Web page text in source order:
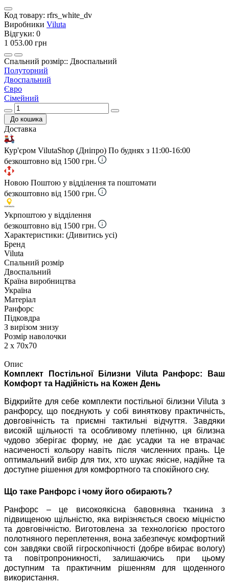
Код товару: rfrs_white_dv
Виробники Viluta
Відгуки: 0
1 053.00 грн
Спальний розмір:: Двоспальний
Полуторний
Двоспальний
Євро
Сімейний
До кошика
Доставка
Кур'єром VilutaShop (Дніпро) По буднях з 11:00-16:00
безкоштовно від 1500 грн.
Новою Поштою у відділення та поштомати
безкоштовно від 1500 грн.
Укрпоштою у відділення
безкоштовно від 1500 грн.
Характеристики: (Дивитись усі)
Бренд
Viluta
Спальний розмір
Двоспальний
Країна виробництва
Україна
Матеріал
Ранфорс
Підковдра
З вирізом знизу
Розмір наволочки
2 х 70х70
Опис
Комплект Постільної Білизни Viluta Ранфорс: Ваш
Комфорт та Надійність на Кожен День
Відкрийте для себе комплекти постільної білизни Viluta з
ранфорсу, що поєднують у собі виняткову практичність,
довговічність та приємні тактильні відчуття. Завдяки
високій щільності та особливому плетінню, ця білизна
чудово зберігає форму, не дає усадки та не втрачає
насиченості кольору навіть після численних прань. Це
оптимальний вибір для тих, хто шукає якісне, надійне та
доступне рішення для комфортного та спокійного сну.
Що таке Ранфорс і чому його обирають?
Ранфорс – це високоякісна бавовняна тканина з
підвищеною щільністю, яка вирізняється своєю міцністю
та довговічністю. Виготовлена за технологією простого
полотняного переплетення, вона забезпечує комфортний
сон завдяки своїй гігроскопічності (добре вбирає вологу)
та повітропроникності, залишаючись при цьому
доступним та практичним рішенням для щоденного
використання.